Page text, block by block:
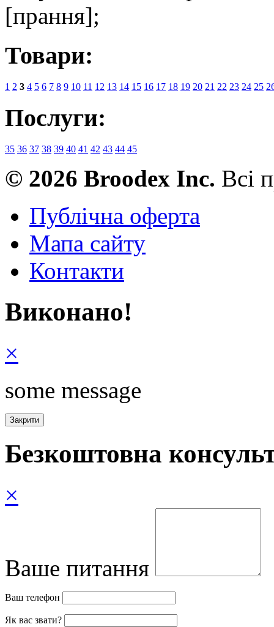
[прання];
Товари:
1 2 3 4 5 6 7 8 9 10 11 12 13 14 15 16 17 18 19 20 21 22 23 24 25
Послуги:
35 36 37 38 39 40 41 42 43 44 45
© 2026 Broodex Inc. Всі
Публічна оферта
Мапа сайту
Контакти
Виконано!
×
some message
Безкоштовна
×
Ваше питання
Ваш телефон
Як вас звати?